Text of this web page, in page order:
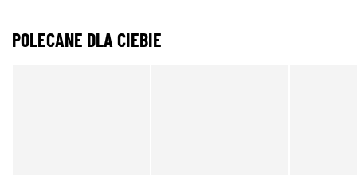
POLECANE DLA CIEBIE